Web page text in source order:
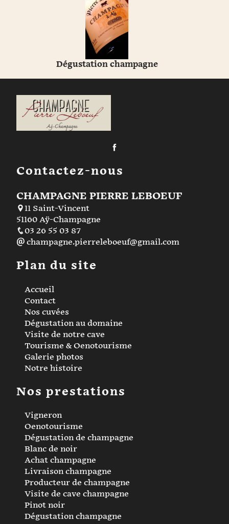
Dégustation champagne
Contactez-nous
CHAMPAGNE PIERRE LEBOEUF
11 Saint-Vincent
51160 Aÿ-Champagne
03 26 55 03 87
champagne.pierreleboeuf@gmail.com
Plan du site
Accueil
Contact
Nos cuvées
Dégustation au domaine
Visite de notre cave
Tourisme & Oenotourisme
Galerie photos
Notre histoire
Nos prestations
Vigneron
Oenotourisme
Dégustation de champagne
Blanc de noir
Achat champagne
Livraison champagne
Producteur de champagne
Visite de cave champagne
Pinot noir
Dégustation champagne